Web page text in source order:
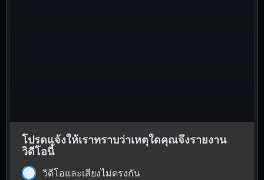
โปรดแจ้งให้เราทราบว่าเหตุใดคุณจึงรายงาน
วิดีโอนี้
วิดีโอและเสียงไม่ตรงกัน